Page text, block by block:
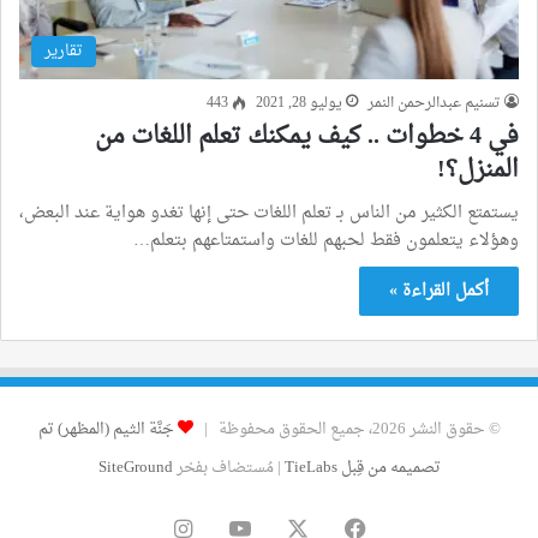
تقارير
تسنيم عبدالرحمن النمر يوليو 28, 2021 443
في 4 خطوات .. كيف يمكنك تعلم اللغات من
المنزل؟!
يستمتع الكثير من الناس بـ تعلم اللغات حتى إنها تغدو هواية عند البعض،
وهؤلاء يتعلمون فقط لحبهم للغات واستمتاعهم بتعلم…
أكمل القراءة »
© حقوق النشر 2026، جميع الحقوق محفوظة |
جَنَّة الثيم (المظهر) تم
تصميمه من قِبل TieLabs
| مُستضاف بفخرSiteGround
فيسبوك ‫YouTube